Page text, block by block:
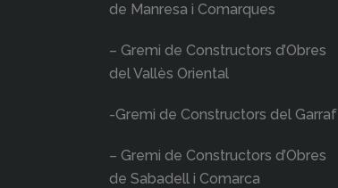
de Manresa i Comarques
– Gremi de Constructors d’Obres
del Vallès Oriental
-Gremi de Constructors del Garraf
– Gremi de Constructors d’Obres
de Sabadell i Comarca